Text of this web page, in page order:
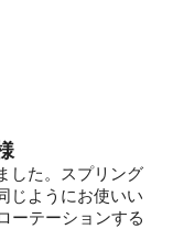
した。スプリング
じようにお使いい
ーテーションする